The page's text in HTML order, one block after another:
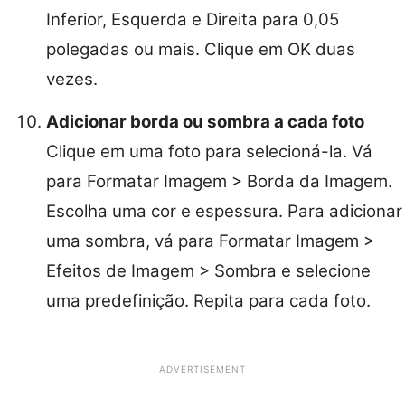
Inferior, Esquerda e Direita para 0,05
polegadas ou mais. Clique em OK duas
vezes.
Adicionar borda ou sombra a cada foto
Clique em uma foto para selecioná-la. Vá
para Formatar Imagem > Borda da Imagem.
Escolha uma cor e espessura. Para adicionar
uma sombra, vá para Formatar Imagem >
Efeitos de Imagem > Sombra e selecione
uma predefinição. Repita para cada foto.
ADVERTISEMENT